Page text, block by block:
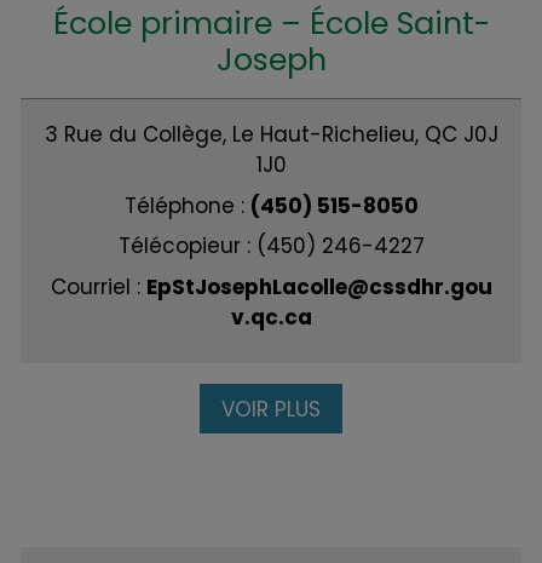
École primaire – École Saint-
Joseph
3 Rue du Collège, Le Haut-Richelieu, QC J0J
1J0
Téléphone : (450) 515-8050
Télécopieur : (450) 246-4227
Courriel : EpStJosephLacolle@cssdhr.gou
v.qc.ca
VOIR PLUS